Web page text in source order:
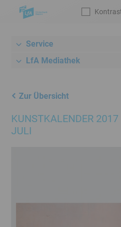
Sprungmarken
Kontrast-
Meta-
Navigation
Link
Bankenportal
und
Startseite
Service
LfA Mediathek
Zur Übersicht
KUNSTKALENDER
JULI